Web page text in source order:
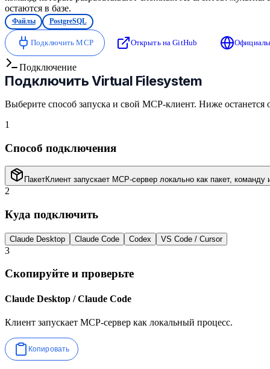
остаются в базе.
Файлы PostgreSQL
Подключить MCP Открыть на GitHub
Подключение
ПодключитьVirtual Filesystem
Выберите способ запуска и свой MCP-клиент. Ниже
1
Способ подключения
ПакетКлиент запускает MCP-сервер локально как пакет, команду
2
Куда подключить
Claude Desktop Claude Code Codex VS Code / Cursor
3
Скопируйте и проверьте
Claude Desktop / Claude Code
Клиент запускает MCP-сервер как локальный процесс.
Копировать